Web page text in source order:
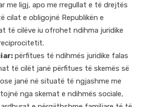
me ligj, apo me rregullat e të drejtës
cilat e obligojnë Republikën e
të cilëve iu ofrohet ndihma juridike
përfitues të ndihmës juridike falas
të cilët janë përfitues të skemës së
janë në situatë të ngjashme me
nga skemat e ndihmës sociale,